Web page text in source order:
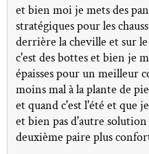
et bien moi je mets des
stratégiques pour les
derrière la cheville et sur
c'est des bottes et bien je
épaisses pour un
moins mal à la plante de
et quand c'est l'été et que
et bien pas d'autre
deuxième paire plus